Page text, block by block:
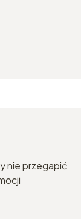
nie przegapić